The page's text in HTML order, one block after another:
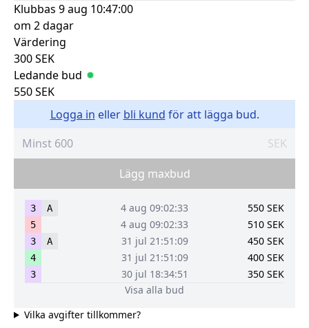
Klubbas 9 aug 10:47:00
om 2 dagar
Värdering
300SEK
Ledande bud
550SEK
Logga in eller bli kund för att lägga bud.
SEK
Lägg maxbud
3 A 4 aug 09:02:33 550 SEK
5 4 aug 09:02:33 510 SEK
3 A 31 jul 21:51:09 450 SEK
4 31 jul 21:51:09 400 SEK
3 30 jul 18:34:51 350 SEK
Visa alla bud
Vilka avgifter tillkommer?